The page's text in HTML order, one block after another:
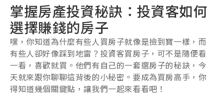
掌握房產投資秘訣：投資客如何
選擇賺錢的房子
嘿，你知道為什麼有些人買房子就像是撿到寶一樣，而
有些人卻好像踩到地雷？投資客買房子，可不是隨便看
一看，喜歡就買。他們有自己的一套選房子的秘訣，今
天就來跟你聊聊這背後的小秘密。要成為買房高手，你
得知道幾個關鍵點，讓我們一起來看看吧！